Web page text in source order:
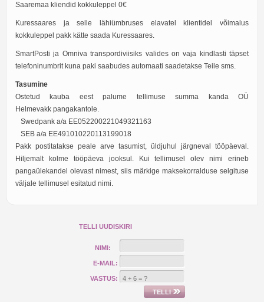
Saaremaa kliendid kokkuleppel 0€
Kuressaares ja selle lähiümbruses elavatel klientidel võimalus
kokkuleppel pakk kätte saada Kuressaares.
SmartPosti ja Omniva transpordiviisiks valides on vaja kindlasti täpset
telefoninumbrit kuna paki saabudes automaati saadetakse Teile sms.
Tasumine
Ostetud kauba eest palume tellimuse summa kanda OÜ
Helmevakk pangakantole.
Swedpank a/a EE052200221049321163
SEB a/a EE491010220113199018
Pakk postitatakse peale arve tasumist, üldjuhul järgneval tööpäeval.
Hiljemalt kolme tööpäeva jooksul. Kui tellimusel olev nimi erineb
pangaülekandel olevast nimest, siis märkige maksekorralduse selgituse
väljale tellimusel esitatud nimi.
TELLI UUDISKIRI
NIMI:
E-MAIL:
VASTUS: